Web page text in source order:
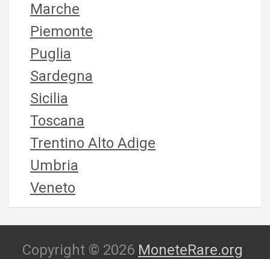
Marche
Piemonte
Puglia
Sardegna
Sicilia
Toscana
Trentino Alto Adige
Umbria
Veneto
Copyright © 2026 MoneteRare.org